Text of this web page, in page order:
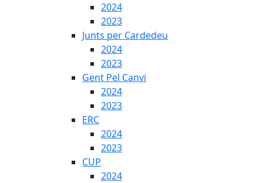
2024
2023
Junts per Cardedeu
2024
2023
Gent Pel Canvi
2024
2023
ERC
2024
2023
CUP
2024